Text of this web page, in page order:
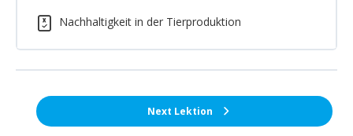
Nachhaltigkeit in der Tierproduktion
Next Lektion